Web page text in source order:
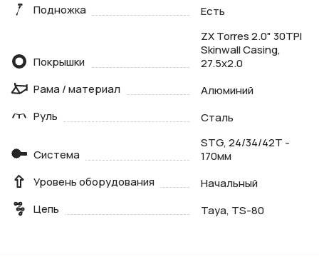
Подножка
Есть
Покрышки
ZX Torres 2.0" 30TPI
Skinwall Casing,
27.5x2.0
Рама / материал
Алюминий
Руль
Сталь
Система
STG, 24/34/42T -
170мм
Уровень оборудования
Начальный
Цепь
Taya, TS-80